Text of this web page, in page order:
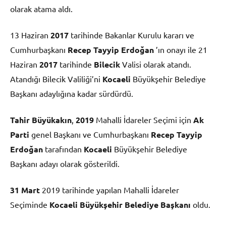
olarak atama aldı.
13 Haziran 2017 tarihinde Bakanlar Kurulu kararı ve
Cumhurbaşkanı Recep Tayyip Erdoğan ’ın onayı ile 21
Haziran 2017 tarihinde Bilecik Valisi olarak atandı.
Atandığı Bilecik Valiliği’ni Kocaeli Büyükşehir Belediye
Başkanı adaylığına kadar sürdürdü.
Tahir Büyükakın 2019 Mahalli İdareler Seçimi için Ak
Parti genel Başkanı ve Cumhurbaşkanı Recep Tayyip
Erdoğan tarafından Kocaeli Büyükşehir Belediye
Başkanı adayı olarak gösterildi.
31 Mart 2019 tarihinde yapılan Mahalli İdareler
Seçiminde Kocaeli Büyükşehir Belediye Başkanı oldu.